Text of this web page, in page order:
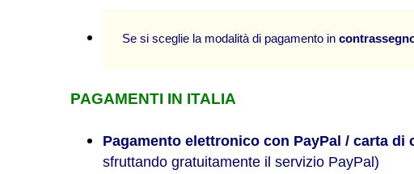
Se si sceglie la modalità di pagamento in
PAGAMENTI IN ITALIA
Pagamento elettronico con PayPal / carta di
sfruttando gratuitamente il servizio PayPal)